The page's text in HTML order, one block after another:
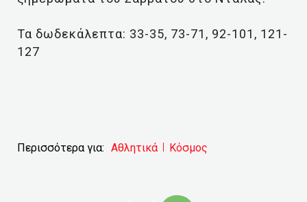
Τα δωδεκάλεπτα: 33-35, 73-71, 92-101, 121-
127
Περισσότερα για: Αθλητικά Κόσμος